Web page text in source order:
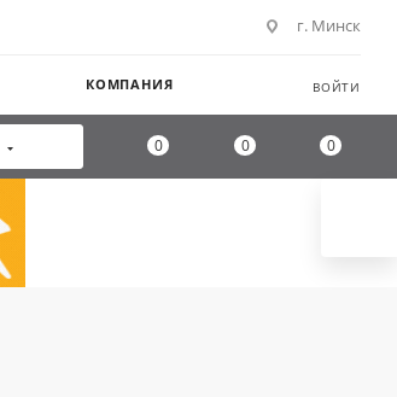
г. Минск
КОМПАНИЯ ВОЙТИ
0 0 0